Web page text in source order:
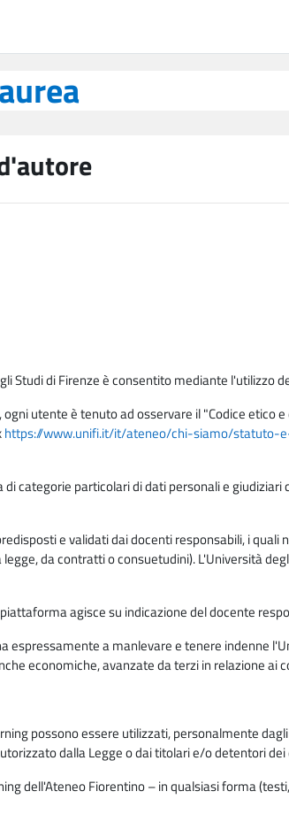
Studi di Firenze è consentito mediante l'utilizzo
utente è tenuto ad osservare il "Codice
https://www.unifi.it/it/ateneo/chi-siamo/statuto-
categorie particolari di dati personali e
e validati dai docenti responsabili, i
da contratti o consuetudini). L'Università
agisce su indicazione del docente
a manlevare e tenere indenne
economiche, avanzate da terzi in relazione ai
possono essere utilizzati, personalmente
dalla Legge o dai titolari e/o detentori
dell'Ateneo Fiorentino – in qualsiasi forma